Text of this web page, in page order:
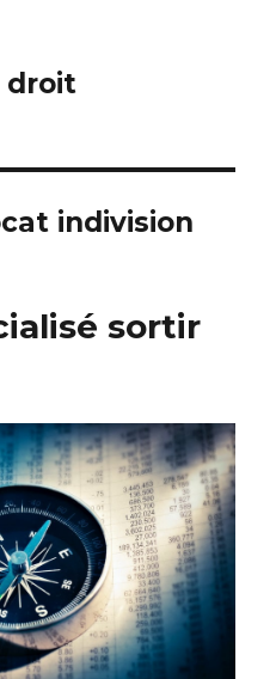
droit
indivision
sortir